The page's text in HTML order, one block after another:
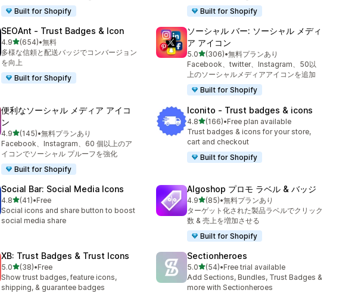
Built for Shopify
Built for Shopify
SEOAnt ‑ Trust Badges & Icon
4.95つ星中
(654)
合計レビュー数：654件
•無料
多様な信頼と配送バッジでコンバージョン
を向上
Built for Shopify
ソーシャル バー: ソーシャル メディ
ア アイコン
5.05つ星中
(306)
合計レビュー数：306件
•無料プランあり
Facebook、twitter、Instagram、50以
上のソーシャルメディアアイコンを追加
Built for Shopify
便利なソーシャル メディア アイコ
ン
4.95つ星中
(145)
合計レビュー数：145件
•無料プランあり
Facebook、Instagram、60 個以上のア
イコンでソーシャル プルーフを強化
Built for Shopify
Iconito ‑ Trust badges & icons
4.85つ星中
(166)
合計レビュー数：166件
•Free plan available
Trust badges & icons for your store,
cart and checkout
Built for Shopify
Social Bar: Social Media Icons
4.85つ星中
(41)
合計レビュー数：41件
•Free
Social icons and share button to boost
social media share
Algoshop プロモ ラベル & バッジ
4.95つ星中
(85)
合計レビュー数：85件
•無料プランあり
ターゲット化された製品ラベルでクリック
数 & 売上を増加させる
Built for Shopify
XB: Trust Badges & Trust Icons
5.05つ星中
(38)
合計レビュー数：38件
•Free
Show trust badges, feature icons,
shipping, & guarantee badges
Sectionheroes
5.05つ星中
(54)
合計レビュー数：54件
•Free trial available
Add Sections, Bundles, Trust Badges &
more with Sectionheroes